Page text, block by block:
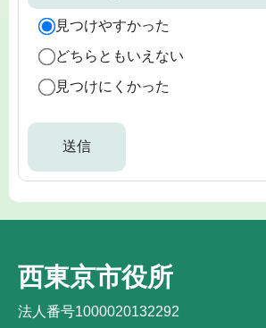
見つけやすかった
どちらともいえない
見つけにくかった
西東京市役所
法人番号1000020132292